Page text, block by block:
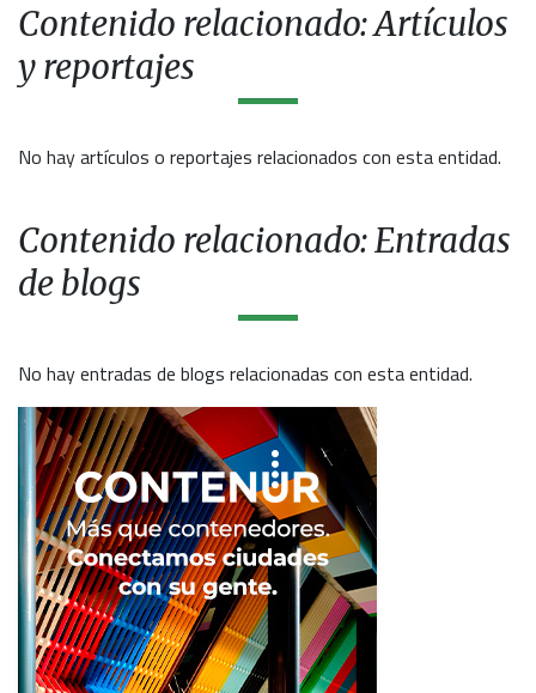
Contenido relacionado: Artículos
y reportajes
No hay artículos o reportajes relacionados con esta entidad.
Contenido relacionado: Entradas
de blogs
No hay entradas de blogs relacionadas con esta entidad.